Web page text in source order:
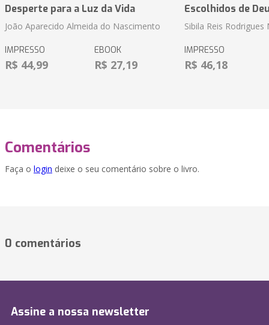
Desperte para a Luz da Vida
João Aparecido Almeida do Nascimento
IMPRESSO
R$ 44,99
EBOOK
R$ 27,19
Escolhidos de
Sibila Reis
IMPRESSO
R$ 46,18
Comentários
Faça o login deixe o seu comentário sobre o livro.
0 comentários
Assine a nossa newsletter